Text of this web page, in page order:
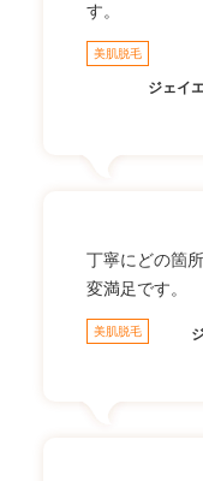
す。
美肌脱毛
ジェイ
丁寧にどの箇
変満足です。
美肌脱毛